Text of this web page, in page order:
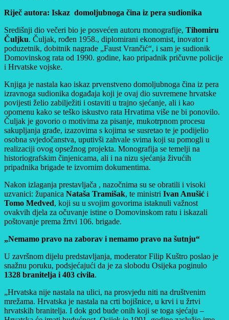
Riječ autora: Iskaz domoljubnoga čina iz pera sudionika
Središnji dio večeri bio je posvećen autoru monografije, Tihomiru
Čuljku. Čuljak, rođen 1958., diplomirani ekonomist, inovator i
poduzetnik, dobitnik nagrade „Faust Vrančić“, i sam je sudionik
Domovinskog rata od 1990. godine, kao pripadnik pričuvne policije
i Hrvatske vojske.
Knjiga je nastala kao iskaz prvenstveno domoljubnoga čina iz pera
izravnoga sudionika događaja koji je ovaj dio suvremene hrvatske
povijesti želio zabilježiti i ostaviti u trajno sjećanje, ali i kao
opomenu kako se teško iskustvo rata Hrvatima više ne bi ponovilo.
Čuljak je govorio o motivima za pisanje, mukotrpnom procesu
sakupljanja građe, izazovima s kojima se susretao te je podijelio
osobna svjedočanstva, uputivši zahvale svima koji su pomogli u
realizaciji ovog opsežnog projekta. Monografija se temelji na
historiografskim činjenicama, ali i na nizu sjećanja živućih
pripadnika brigade te izvornim dokumentima.
Nakon izlaganja prestavljača , nazočnima su se obratili i visoki
uzvanici: županica Nataša Tramišak, te ministri Ivan Anušić i
Tomo Medved, koji su u svojim govorima istaknuli važnost
ovakvih djela za očuvanje istine o Domovinskom ratu i iskazali
poštovanje prema žrtvi 106. brigade.
„Nemamo pravo na zaborav i nemamo pravo na šutnju“
U završnom dijelu predstavljanja, moderator Filip Kuštro poslao je
snažnu poruku, podsjećajući da je za slobodu Osijeka poginulo
1328 branitelja i 403 civila.
„Hrvatska nije nastala na ulici, na prosvjedu niti na društvenim
mrežama. Hrvatska je nastala na crti bojišnice, u krvi i u žrtvi
hrvatskih branitelja. I dok god bude onih koji se toga sjećaju –